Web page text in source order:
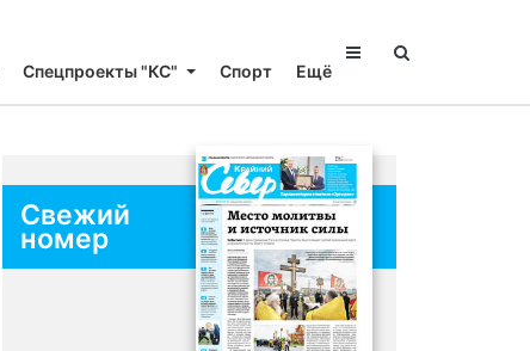
Спецпроекты "КС" Спорт Ещё
Свежий
номер